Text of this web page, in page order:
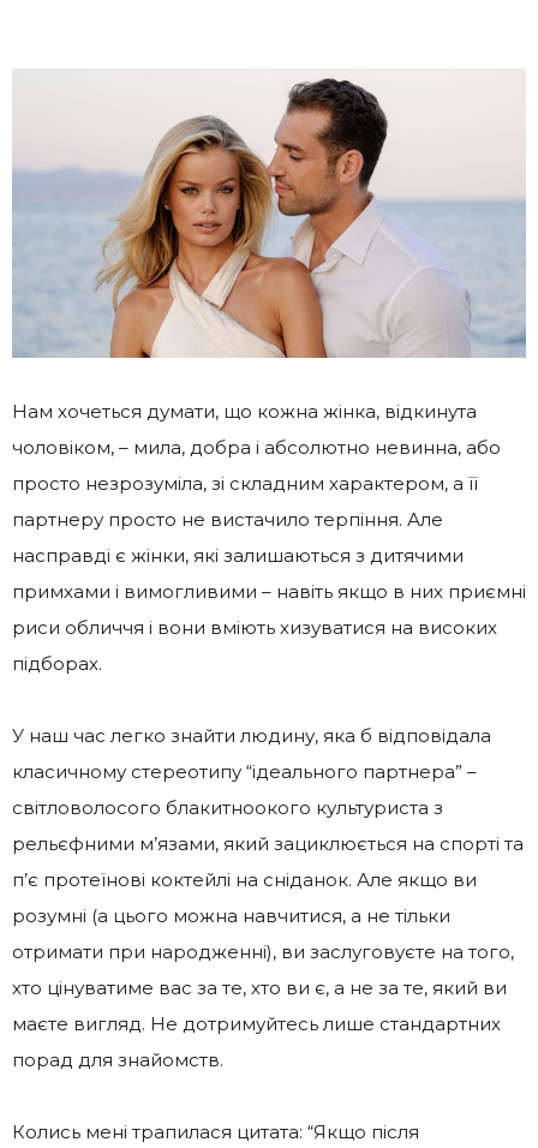
Нам хочеться думати, що кожна жінка, відкинута
чоловіком, – мила, добра і абсолютно невинна, або
просто незрозуміла, зі складним характером, а її
партнеру просто не вистачило терпіння. Але
насправді є жінки, які залишаються з дитячими
примхами і вимогливими – навіть якщо в них приємні
риси обличчя і вони вміють хизуватися на високих
підборах.
У наш час легко знайти людину, яка б відповідала
класичному стереотипу “ідеального партнера” –
світловолосого блакитноокого культуриста з
рельєфними м’язами, який зациклюється на спорті та
п’є протеїнові коктейлі на сніданок. Але якщо ви
розумні (а цього можна навчитися, а не тільки
отримати при народженні), ви заслуговуєте на того,
хто цінуватиме вас за те, хто ви є, а не за те, який ви
маєте вигляд. Не дотримуйтесь лише стандартних
порад для знайомств.
Колись мені трапилася цитата: “Якщо після